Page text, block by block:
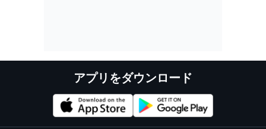
アプリをダウンロード